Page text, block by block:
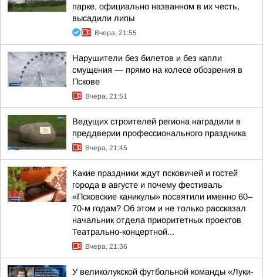
парке, официально названном в их честь,
высадили липы
Вчера, 21:55
Нарушители без билетов и без капли
смущения — прямо на колесе обозрения в
Пскове
Вчера, 21:51
Ведущих строителей региона наградили в
преддверии профессионального праздника
Вчера, 21:45
Какие праздники ждут псковичей и гостей
города в августе и почему фестиваль
«Псковские каникулы» посвятили именно 60–
70-м годам? Об этом и не только рассказал
начальник отдела приоритетных проектов
Театрально-концертной...
Вчера, 21:36
У великолукской футбольной команды «Луки-